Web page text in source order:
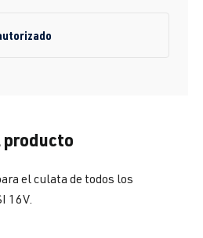
producto
el culata de todos los
16V.